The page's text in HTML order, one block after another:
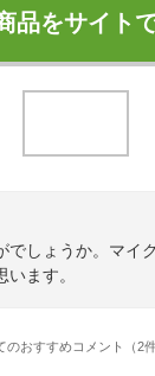
品をサイト
でしょうか。マイ
ます。
のおすすめコメント（2件